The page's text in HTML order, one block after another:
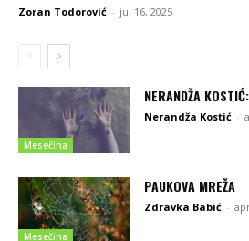
Zoran Todorović - jul 16, 2025
Mesečina
NERANDŽA
Nerandža Kostić -
Mesečina
PAUKOVA MREŽA
Zdravka Babić -